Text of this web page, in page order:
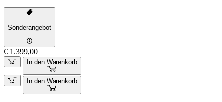
Sonderangebot
€ 1.399,00
In den Warenkorb
In den Warenkorb